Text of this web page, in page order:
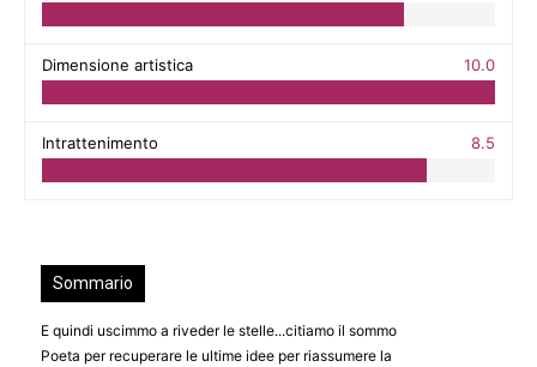
Dimensione artistica 10.0
Intrattenimento 8.5
Sommario
E quindi uscimmo a riveder le stelle...citiamo il sommo
Poeta per recuperare le ultime idee per riassumere la